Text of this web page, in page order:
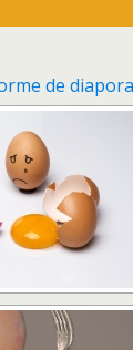
de